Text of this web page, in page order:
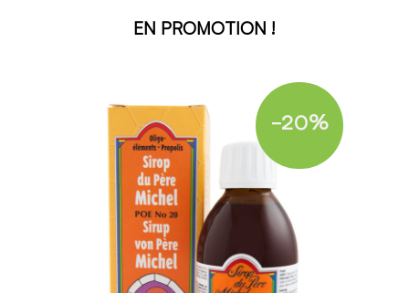
EN PROMOTION !
-20%